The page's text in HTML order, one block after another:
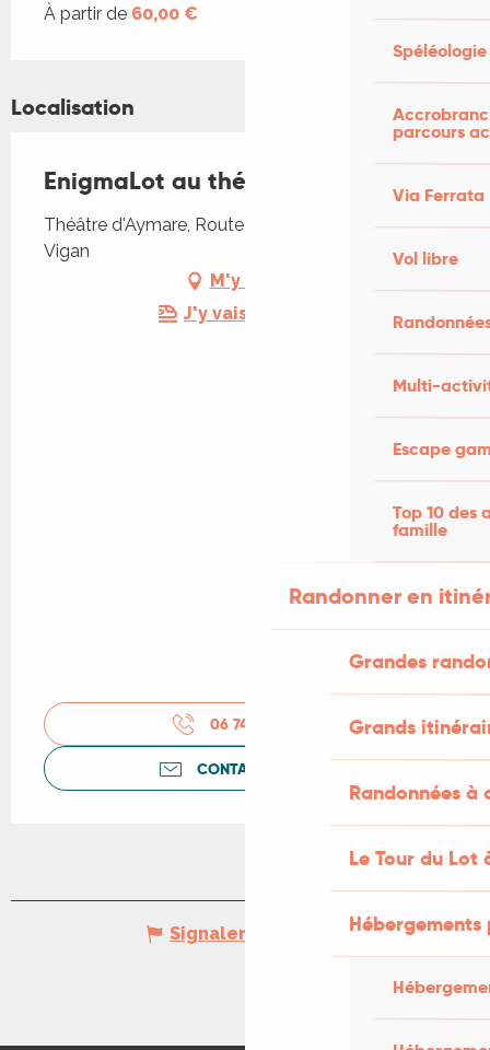
Spéléologie
parcours
Via Ferrata
Vol libre
Multi-
Escape
Top 10 des
famille
Randonner en
Grandes
Grands
Randonnées
Le Tour du Lot
À partir de 60,00 €
Localisation
EnigmaLot au théâtre d'Aymare
Théâtre d'Aymare, Route des Cazes, 46300 Le
Vigan
M'y rendre
J'y vais en train !
06 74 69 72
CONTACTEZ-NOUS
Signaler une erreur